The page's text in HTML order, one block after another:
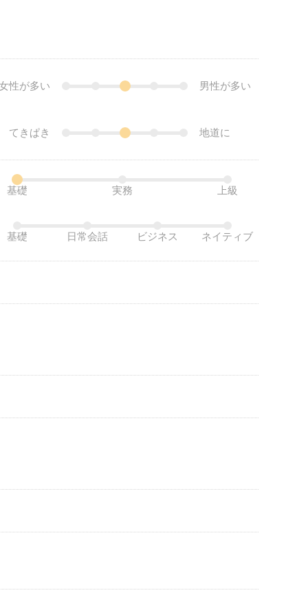
性が多い 男性が多い
てきぱき 地道に
基礎 実務 上級
基礎 日常会話 ビジネス ネイティブ